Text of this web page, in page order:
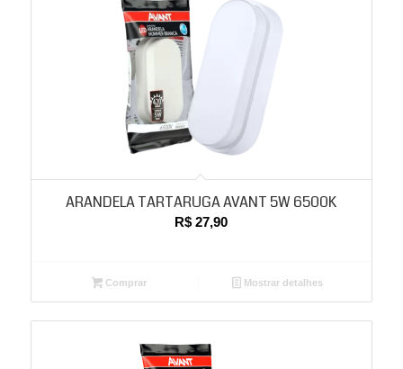
ARANDELA TARTARUGA AVANT 5W 6500K
R$ 27,90
Comprar Mostrar detalhes